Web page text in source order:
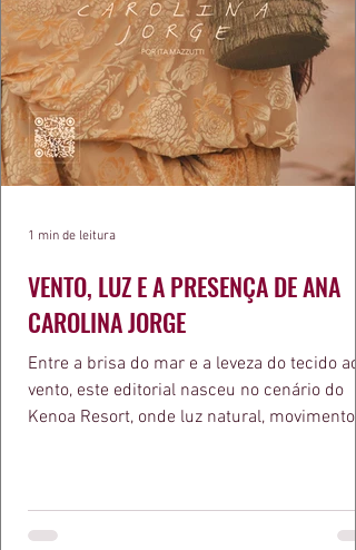
VENTO, LUZ E A PRESENÇA DE ANA
CAROLINA JORGE
Entre a brisa do mar e a leveza do tecido ao
vento, este editorial nasceu no cenário do
Kenoa Resort, onde luz natural, movimento e
1 min de leitura